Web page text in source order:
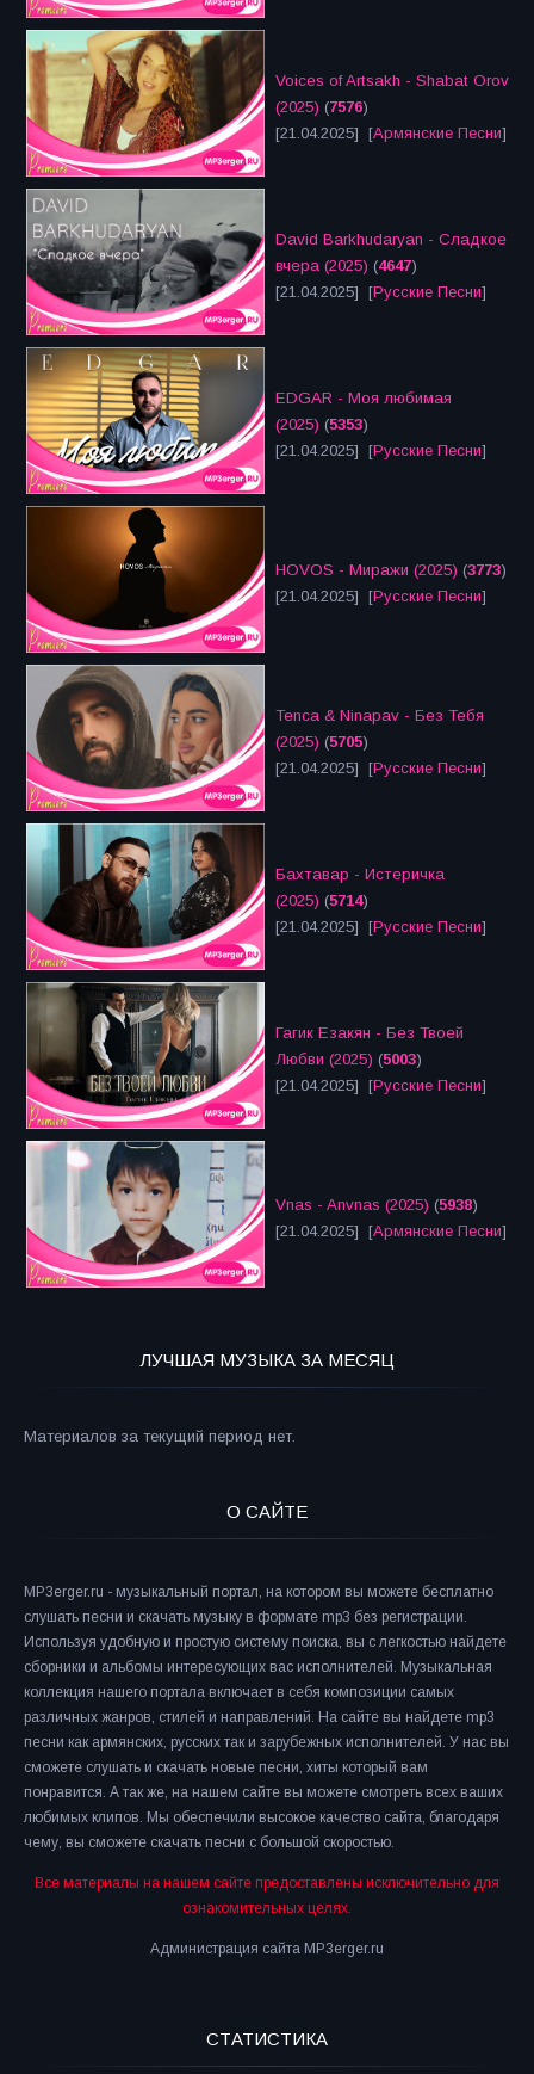
Voices of Artsakh - Shabat Orov
(2025) (7576)
[21.04.2025] [Армянские Песни]
David Barkhudaryan - Сладкое
вчера (2025) (4647)
[21.04.2025] [Русские Песни]
EDGAR - Моя любимая
(2025) (5353)
[21.04.2025] [Русские Песни]
HOVOS - Миражи (2025) (3773)
[21.04.2025] [Русские Песни]
Tenca & Ninapav - Без Тебя
(2025) (5705)
[21.04.2025] [Русские Песни]
Бахтавар - Истеричка
(2025) (5714)
[21.04.2025] [Русские Песни]
Гагик Езакян - Без Твоей
Любви (2025) (5003)
[21.04.2025] [Русские Песни]
Vnas - Anvnas (2025) (5938)
[21.04.2025] [Армянские Песни]
ЛУЧШАЯ МУЗЫКА ЗА МЕСЯЦ
Материалов за текущий период нет.
О САЙТЕ
MP3erger.ru - музыкальный портал, на котором вы можете бесплатно
слушать песни и скачать музыку в формате mp3 без регистрации.
Используя удобную и простую систему поиска, вы с легкостью найдете
сборники и альбомы интересующих вас исполнителей. Музыкальная
коллекция нашего портала включает в себя композиции самых
различных жанров, стилей и направлений. На сайте вы найдете mp3
песни как армянских, русских так и зарубежных исполнителей. У нас вы
сможете слушать и скачать новые песни, хиты который вам
понравится. А так же, на нашем сайте вы можете смотреть всех ваших
любимых клипов. Мы обеспечили высокое качество сайта, благодаря
чему, вы сможете скачать песни с большой скоростью.
Все материалы на нашем сайте предоставлены исключительно для
ознакомительных целях.
Администрация сайта MP3erger.ru
СТАТИСТИКА